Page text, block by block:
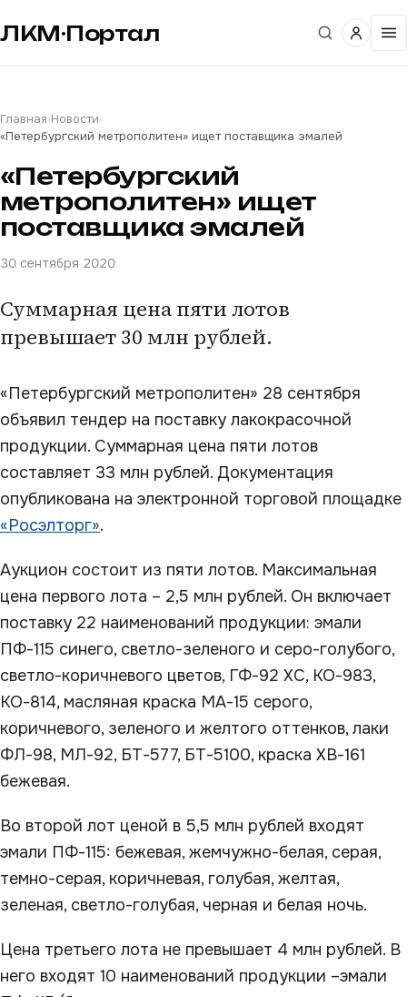
ЛКМ·Портал
Главная›Новости›
«Петербургский метрополитен» ищет поставщика эмалей
«Петербургский
метрополитен» ищет
поставщика эмалей
30 сентября 2020
Суммарная цена пяти лотов
превышает 30 млн рублей.
«Петербургский метрополитен» 28 сентября
объявил тендер на поставку лакокрасочной
продукции. Суммарная цена пяти лотов
составляет 33 млн рублей. Документация
опубликована на электронной торговой площадке
«Росэлторг».
Аукцион состоит из пяти лотов. Максимальная
цена первого лота – 2,5 млн рублей. Он включает
поставку 22 наименований продукции: эмали
ПФ-115 синего, светло-зеленого и серо-голубого,
светло-коричневого цветов, ГФ-92 ХС, КО-983,
КО-814, масляная краска МА-15 серого,
коричневого, зеленого и желтого оттенков, лаки
ФЛ-98, МЛ-92, БТ-577, БТ-5100, краска ХВ-161
бежевая.
Во второй лот ценой в 5,5 млн рублей входят
эмали ПФ-115: бежевая, жемчужно-белая, серая,
темно-серая, коричневая, голубая, желтая,
зеленая, светло-голубая, черная и белая ночь.
Цена третьего лота не превышает 4 млн рублей. В
него входят 10 наименований продукции –эмали